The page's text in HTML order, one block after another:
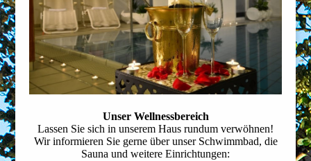
Unser Wellnessbereich
Lassen Sie sich in unserem Haus rundum verwöhnen!
Wir informieren Sie gerne über unser Schwimmbad, die
Sauna und weitere Einrichtungen: